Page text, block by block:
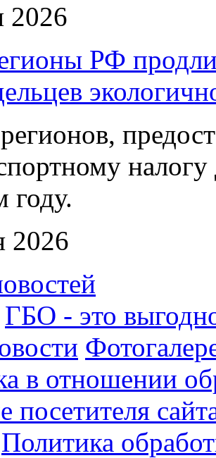
2026
РФ
налогу
году.
2026
ГБО - это
в отношении
посетителя
Политика